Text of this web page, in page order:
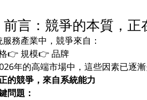
前言：競爭的本質，正
務產業中，競爭來自：
👉 規模👉 品牌
年的高端市場中，這些因素已逐
的競爭，來自系統能力
問題：